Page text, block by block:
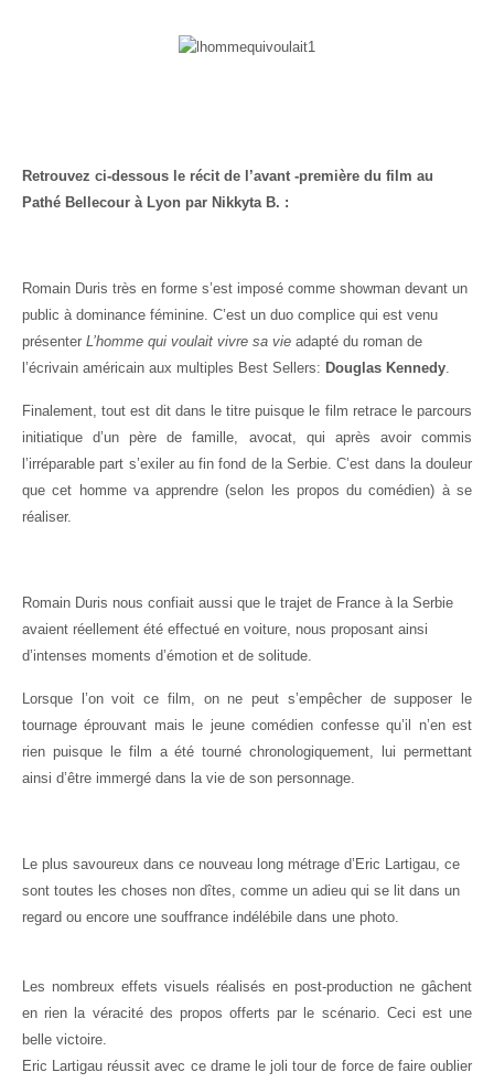
Retrouvez ci-dessous le récit de l’avant -première du film au
Pathé Bellecour à Lyon par Nikkyta B. :
Romain Duris très en forme s’est imposé comme showman devant un
public à dominance féminine. C’est un duo complice qui est venu
présenter L’homme qui voulait vivre sa vie adapté du roman de
l’écrivain américain aux multiples Best Sellers: Douglas Kennedy.
Finalement, tout est dit dans le titre puisque le film retrace le parcours
initiatique d’un père de famille, avocat, qui après avoir commis
l’irréparable part s’exiler au fin fond de la Serbie. C’est dans la douleur
que cet homme va apprendre (selon les propos du comédien) à se
réaliser.
Romain Duris nous confiait aussi que le trajet de France à la Serbie
avaient réellement été effectué en voiture, nous proposant ainsi
d’intenses moments d’émotion et de solitude.
Lorsque l’on voit ce film, on ne peut s’empêcher de supposer le
tournage éprouvant mais le jeune comédien confesse qu’il n’en est
rien puisque le film a été tourné chronologiquement, lui permettant
ainsi d’être immergé dans la vie de son personnage.
Le plus savoureux dans ce nouveau long métrage d’Eric Lartigau, ce
sont toutes les choses non dîtes, comme un adieu qui se lit dans un
regard ou encore une souffrance indélébile dans une photo.
Les nombreux effets visuels réalisés en post-production ne gâchent
en rien la véracité des propos offerts par le scénario. Ceci est une
belle victoire.
Eric Lartigau réussit avec ce drame le joli tour de force de faire oublier